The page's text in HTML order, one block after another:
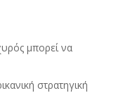
μπορεί να
στρατηγική